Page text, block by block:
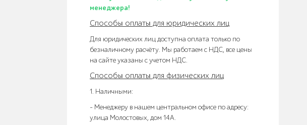
менеджера!
Способы оплаты для юридических лиц
Для юридических лиц доступна оплата только по
безналичному расчёту. Мы работаем с НДС, все цены
на сайте указаны с учетом НДС.
Способы оплаты для физических лиц
1. Наличными:
- Менеджеру в нашем центральном офисе по адресу:
улица Молостовых, дом 14А.